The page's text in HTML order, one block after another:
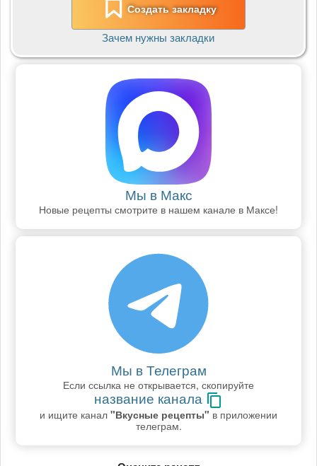
Создать закладку
Зачем нужны закладки
Мы в Макс
Новые рецепты смотрите в нашем канале в Максе!
Мы в Телеграм
Если ссылка не открывается, скопируйте
название канала
и ищите канал "Вкусные рецепты" в приложении
телеграм.